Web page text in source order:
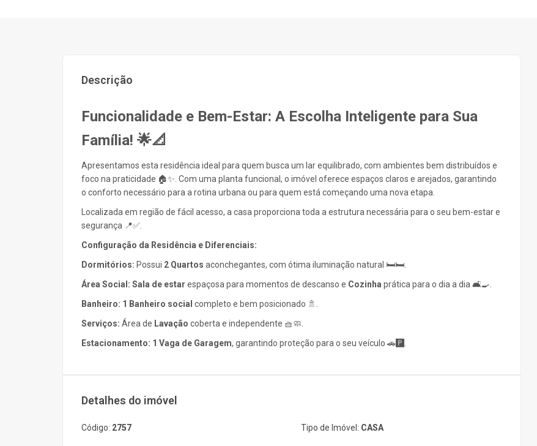
Descrição
Funcionalidade e Bem-Estar: A Escolha Inteligente para Sua
Família! 🌟📐
Apresentamos esta residência ideal para quem busca um lar equilibrado, com ambientes bem distribuídos e
foco na praticidade 🏠✨. Com uma planta funcional, o imóvel oferece espaços claros e arejados, garantindo
o conforto necessário para a rotina urbana ou para quem está começando uma nova etapa.
Localizada em região de fácil acesso, a casa proporciona toda a estrutura necessária para o seu bem-estar e
segurança 📍✅.
Configuração da Residência e Diferenciais:
Dormitórios: Possui 2 Quartos aconchegantes, com ótima iluminação natural 🛏️🛏️.
Área Social: Sala de estar espaçosa para momentos de descanso e Cozinha prática para o dia a dia 🛋️🍳.
Banheiro: 1 Banheiro social completo e bem posicionado 🚿.
Serviços: Área de Lavação coberta e independente 🧺🧼.
Estacionamento: 1 Vaga de Garagem, garantindo proteção para o seu veículo 🚗🅿️.
Detalhes do imóvel
Código: 2757 Tipo de Imóvel: CASA